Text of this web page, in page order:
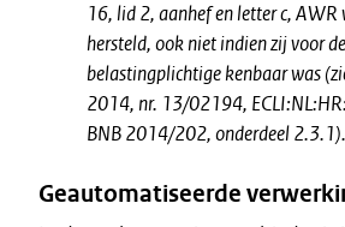
16, lid 2, aanhef en letter c, AWR
hersteld, ook niet indien zij voor de
belastingplichtige kenbaar was
2014, nr. 13/02194,
BNB 2014/202, onderdeel
Geautomatiseerde